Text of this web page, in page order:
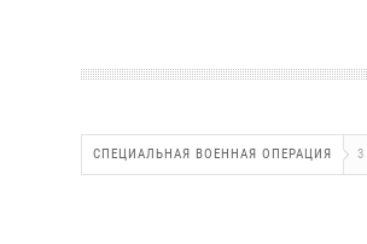
СПЕЦИАЛЬНАЯ ВОЕННАЯ ОПЕРАЦИЯ 3